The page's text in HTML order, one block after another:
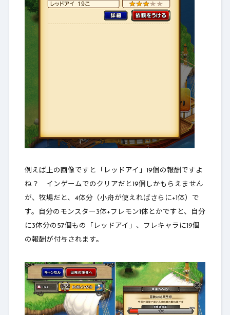
例えば上の画像ですと「レッドアイ」19個の報酬ですよ
ね？ インゲームでのクリアだと19個しかもらえません
が、牧場だと、4体分（小舟が使えればさらに+1体）で
す。自分のモンスター3体+フレモン1体とかですと、自分
に3体分の57個もの「レッドアイ」、フレキャラに19個
の報酬が付与されます。